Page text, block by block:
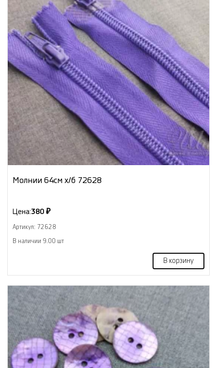
Молнии 64см х/б 72628
Цена:380 ₽
Артикул: 72628
В наличии 9.00 шт
В корзину